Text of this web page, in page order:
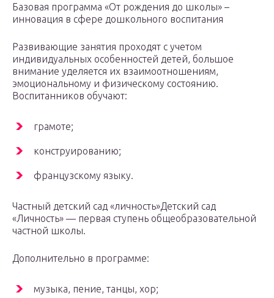
Базовая программа «От рождения до школы» –
инновация в сфере дошкольного воспитания
Развивающие занятия проходят с учетом
индивидуальных особенностей детей, большое
внимание уделяется их взаимоотношениям,
эмоциональному и физическому состоянию.
Воспитанников обучают:
грамоте;
конструированию;
французскому языку.
Частный детский сад «личность»Детский сад
«Личность» — первая ступень общеобразовательной
частной школы.
Дополнительно в программе:
музыка, пение, танцы, хор;